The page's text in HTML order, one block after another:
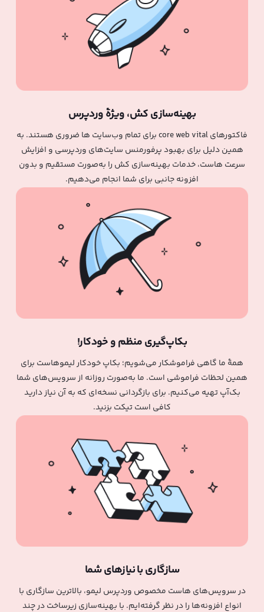
بهینه‌سازی کش، ویژۀ وردپرس
فاکتورهای core web vital برای تمام وب‌سایت‌ ها ضروری هستند. به
همین دلیل برای بهبود پرفورمنس سایت‌‌های وردپرسی و افزایش
سرعت هاست، خدمات بهینه‌سازی کش را به‌صورت مستقیم و بدون
افزونه‌ جانبی برای شما انجام‌ می‌دهیم.
بکاپ‌گیری منظم و خودکار!
همۀ ما گاهی فراموشکار می‌شویم؛ بکاپ خودکار لیموهاست برای
همین لحظات فراموشی است. ما به‌صورت روزانه از سرویس‌های شما
بک‌آپ تهیه می‌کنیم. برای بازگردانی نسخه‌ای که به آن نیاز دارید
کافی است تیکت بزنید.
سازگاری با نیازهای شما
در سرویس‌های هاست مخصوص وردپرس لیمو، بالاترین سازگاری با
انواع افزونه‌ها را در نظر گرفته‌ایم. با بهینه‌سازی زیرساخت در چند